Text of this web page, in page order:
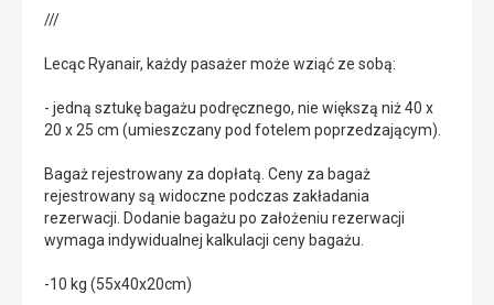
///
Lecąc Ryanair, każdy pasażer może wziąć ze sobą:
- jedną sztukę bagażu podręcznego, nie większą niż 40 x
20 x 25 cm (umieszczany pod fotelem poprzedzającym).
Bagaż rejestrowany za dopłatą. Ceny za bagaż
rejestrowany są widoczne podczas zakładania
rezerwacji. Dodanie bagażu po założeniu rezerwacji
wymaga indywidualnej kalkulacji ceny bagażu.
-10 kg (55x40x20cm)